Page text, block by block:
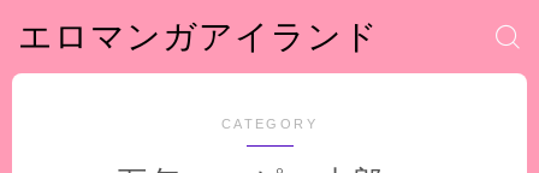
エロマンガアイランド
CATEGORY